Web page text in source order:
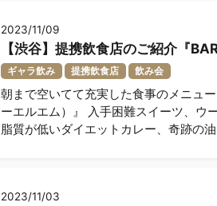
2023/11/09
【渋谷】提携飲食店のご紹介『
ギャラ飲み 提携飲食店 飲み会
朝まで空いてて充実した食事のメニュ
ーエルエム）』 入手困難スイーツ、ウ
脂質が低いダイエットカレー、奇跡の
2023/11/03